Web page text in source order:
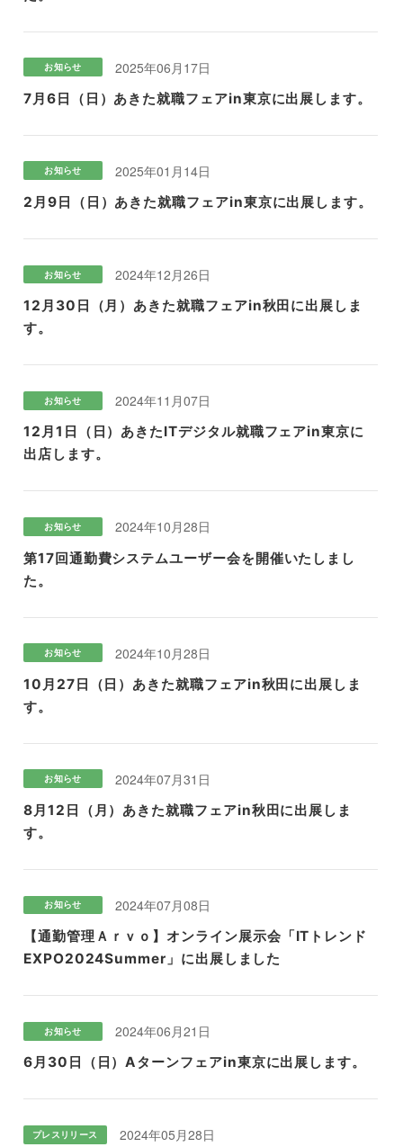
お知らせ 2025年06月17日
7月6日（日）あきた就職フェアin東京に出展します。
お知らせ 2025年01月14日
2月9日（日）あきた就職フェアin東京に出展します。
お知らせ 2024年12月26日
12月30日（月）あきた就職フェアin秋田に出展しま
す。
お知らせ 2024年11月07日
12月1日（日）あきたITデジタル就職フェアin東京に
出店します。
お知らせ 2024年10月28日
第17回通勤費システムユーザー会を開催いたしまし
た。
お知らせ 2024年10月28日
10月27日（日）あきた就職フェアin秋田に出展しま
す。
お知らせ 2024年07月31日
8月12日（月）あきた就職フェアin秋田に出展しま
す。
お知らせ 2024年07月08日
【通勤管理Ａｒｖｏ】オンライン展示会「ITトレンド
EXPO2024Summer」に出展しました
お知らせ 2024年06月21日
6月30日（日）Aターンフェアin東京に出展します。
プレスリリース 2024年05月28日